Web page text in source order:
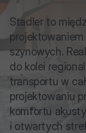
Stadler to
szynowych.
do kolei
transportu w
projektowaniu
komfortu
i otwartych